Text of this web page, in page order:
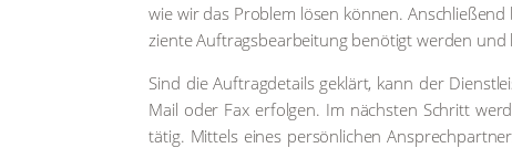
wie wir das Pro­blem lösen kön­nen.
zi­en­te Auf­trags­be­ar­bei­tung benö­tigt wer­den und
Sind die Auf­tragde­tails geklärt, kann der
Mail oder Fax erfol­gen. Im nächs­ten Schritt
tätig. Mit­tels eines per­sön­li­chen